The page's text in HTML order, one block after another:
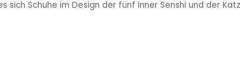
sich Schuhe im Design der fünf Inner Senshi und der